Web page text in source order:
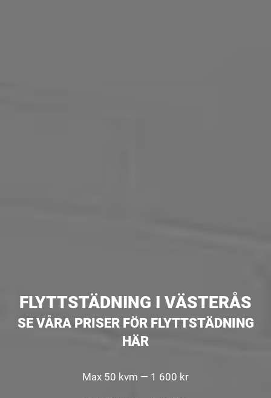
FLYTTSTÄDNING I VÄSTERÅS
SE VÅRA PRISER FÖR FLYTTSTÄDNING
HÄR
Max 50 kvm — 1 600 kr